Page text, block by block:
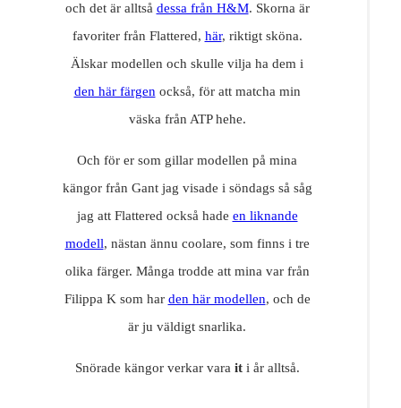
och det är alltså dessa från H&M. Skorna är
favoriter från Flattered, här, riktigt sköna.
Älskar modellen och skulle vilja ha dem i
den här färgenockså, för att matcha min
väska från ATP hehe.
Och för er som gillar modellen på mina
kängor från Gant jag visade i söndags så såg
jag att Flattered också hade en liknande
modell, nästan ännu coolare, som finns i tre
olika färger. Många trodde att mina var från
Filippa K som har den här modellen, och de
är ju väldigt snarlika.
Snörade kängor verkar vara iti år alltså.